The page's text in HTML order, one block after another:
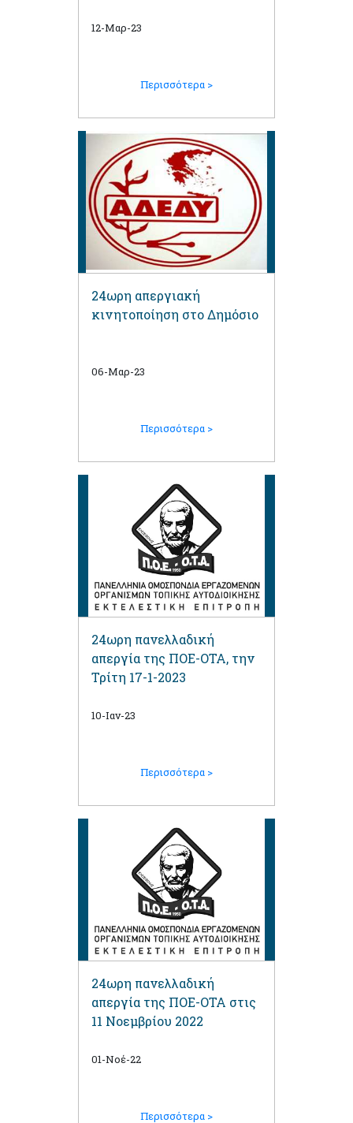
12-Μαρ-23
Περισσότερα >
24ωρη απεργιακή
κινητοποίηση στο Δημόσιο
06-Μαρ-23
Περισσότερα >
24ωρη πανελλαδική
απεργία της ΠΟΕ-ΟΤΑ, την
Τρίτη 17-1-2023
10-Ιαν-23
Περισσότερα >
24ωρη πανελλαδική
απεργία της ΠΟΕ-ΟΤΑ στις
11 Νοεμβρίου 2022
01-Νοέ-22
Περισσότερα >